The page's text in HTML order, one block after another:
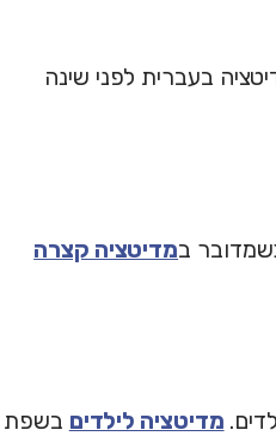
בעברית לפני שינה
מדיטציה קצרה
מדיטציה לילדים בשפת